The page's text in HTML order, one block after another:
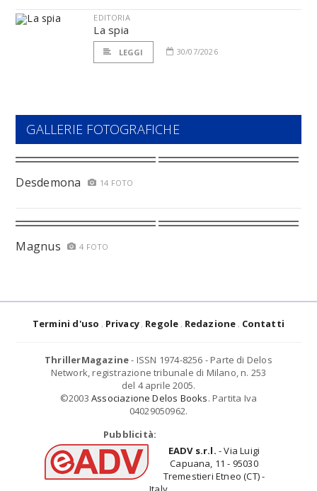
EDITORIA
La spia
LEGGI 30/07/2026
GALLERIE FOTOGRAFICHE
Desdemona 14 FOTO
Magnus 4 FOTO
Termini d'uso Privacy Regole Redazione Contatti
ThrillerMagazine- ISSN 1974-8256 - Parte di Delos
Network, registrazione tribunale di Milano, n. 253
del 4 aprile 2005.
©2003 Associazione Delos Books. Partita Iva
04029050962.
Pubblicità:
EADV s.r.l. - Via Luigi
Capuana, 11 - 95030
Tremestieri Etneo (CT) -